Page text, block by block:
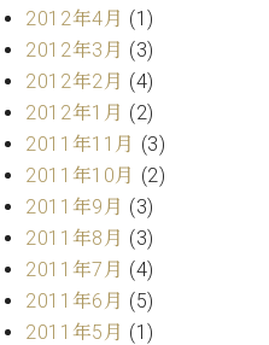
2012年4月 (1)
2012年3月 (3)
2012年2月 (4)
2012年1月 (2)
2011年11月 (3)
2011年10月 (2)
2011年9月 (3)
2011年8月 (3)
2011年7月 (4)
2011年6月 (5)
2011年5月 (1)